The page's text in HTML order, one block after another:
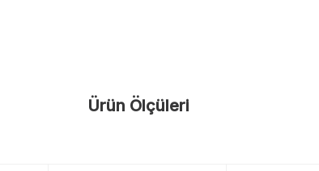
Ürün Ölçüleri